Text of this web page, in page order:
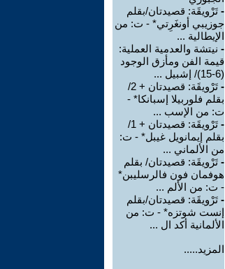
- تَرْويقَة: قصيدتان/بقلم
جوزيبي أونغَرِتي* - ت: من
الإيطالية ...
- نيتشة والعدمية العملية:
قيمة الفن ومأزق الوجود
(6-15)/ إشبيل ...
-
تَرْويقَة: قصيدتان + 2/
بقلم فلوربيلا إسبانكا* -
ت: من الإسب ...
-
تَرْويقَة: قصيدتان + 1/
بقلم إيمانويل غيبل* - ت:
من الألماني ...
- تَرْويقَة: قصيدتان/ بقلم
هوفمان فون فالرسليبن*
- ت: من الألم ...
- تَرْويقَة: قصيدتان/بقلم
إنست شوتزه* - ت: من
الألمانية أكد ال ...
المزيد.....